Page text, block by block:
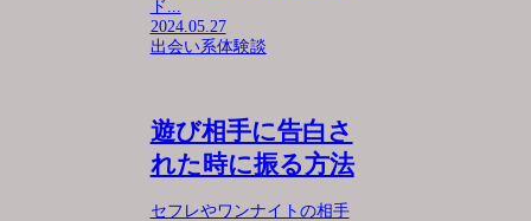
ド...
2024.05.27
出会い系体験談
遊び相手に告白さ
れた時に振る方法
セフレやワンナイトの相手